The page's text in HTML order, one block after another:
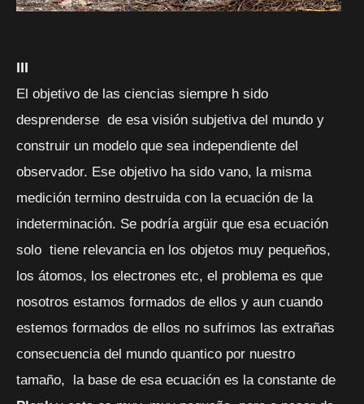
III
El objetivo de las ciencias siempre h sido
desprenderse de esa visión subjetiva del mundo y
construir un modelo que sea independiente del
observador. Ese objetivo ha sido vano, la misma
medición termino destruida con la ecuación de la
indeterminación. Se podría argüir que esa ecuación
solo tiene relevancia en los objetos muy pequeños,
los átomos, los electrones etc, el problema es que
nosotros estamos formados de ellos y aun cuando
estemos formados de ellos no sufrimos las extrañas
consecuencia del mundo quantico por nuestro
tamaño, la base de esa ecuación es la constante de